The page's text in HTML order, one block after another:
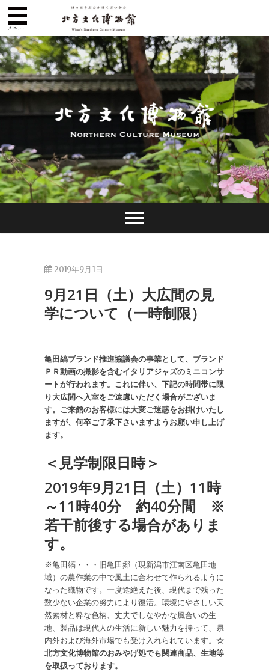
2019年9月1日
9月21日（土）大広間の見
学について（一時制限）
亀田縞ブランド推進協議会の事業として、ブランド
ＰＲ動画の撮影を含むイタリアジャズのミニコンサ
ートが行われます。これに伴い、下記の時間帯に限
り大広間へ入室をご遠慮いただく場合がございま
す。ご来館のお客様には大変ご迷惑をお掛けいたし
ますが、何卒ご了承下さいますようお願い申し上げ
ます。
＜見学制限日時＞
2019年9月21 日（土） 11時
～11時40分 約40分間 ※
若干前後する場合がありま
す。
※亀田縞・・・旧亀田郷（現新潟市江南区亀田地
域）の農作業の中で風土に合わせて作られるように
なった織物です。一度途絶えた後、現代まで残った
数少ない企業の努力により復活。環境にやさしい天
然素材と粋な色柄、丈夫でしなやかな風合いの生
地、製品は現代人の生活に新しい魅力を持って、県
内外および海外市場でも受け入れられています。 ☆
北方文化博物館のおみやげ処でも関連商品、生地等
を取扱っております。